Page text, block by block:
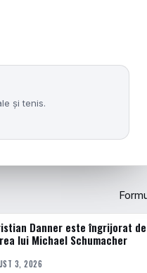
și tenis.
1 Danner este îngrijorat de
lui Michael Schumacher
3, 2026